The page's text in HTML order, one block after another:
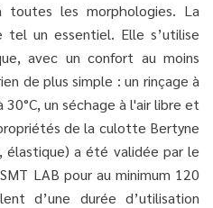
les morphologies. La
un essentiel. Elle s’utilise
avec un confort au moins
de plus simple : un rinçage à
un séchage à l'air libre et
de la culotte Bertyne
élastique) a été validée par le
LAB pour au minimum 120
d’une durée d’utilisation